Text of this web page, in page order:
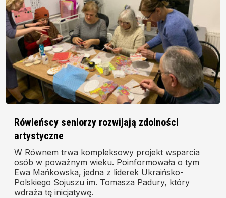
Rówieńscy seniorzy rozwijają zdolności
artystyczne
W Równem trwa kompleksowy projekt wsparcia
osób w poważnym wieku. Poinformowała o tym
Ewa Mańkowska, jedna z liderek Ukraińsko-
Polskiego Sojuszu im. Tomasza Padury, który
wdraża tę inicjatywę.